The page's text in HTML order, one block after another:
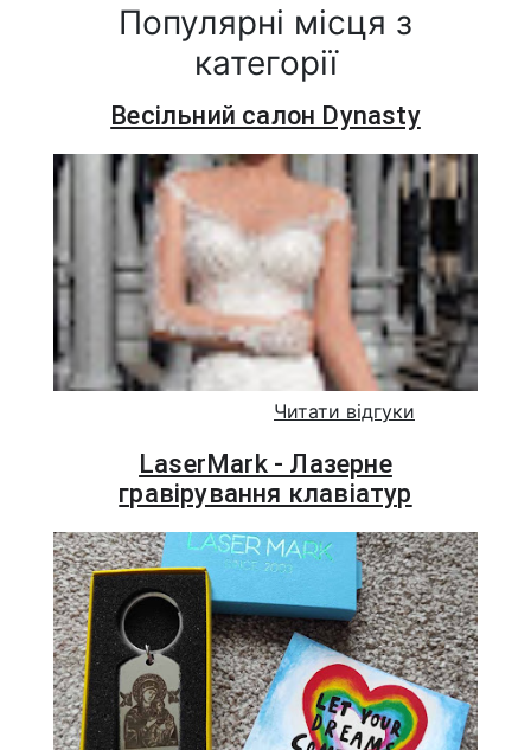
Популярні місця з
категорії
Весільний салон Dynasty
Читати відгуки
LaserMark - Лазерне
гравірування клавіатур